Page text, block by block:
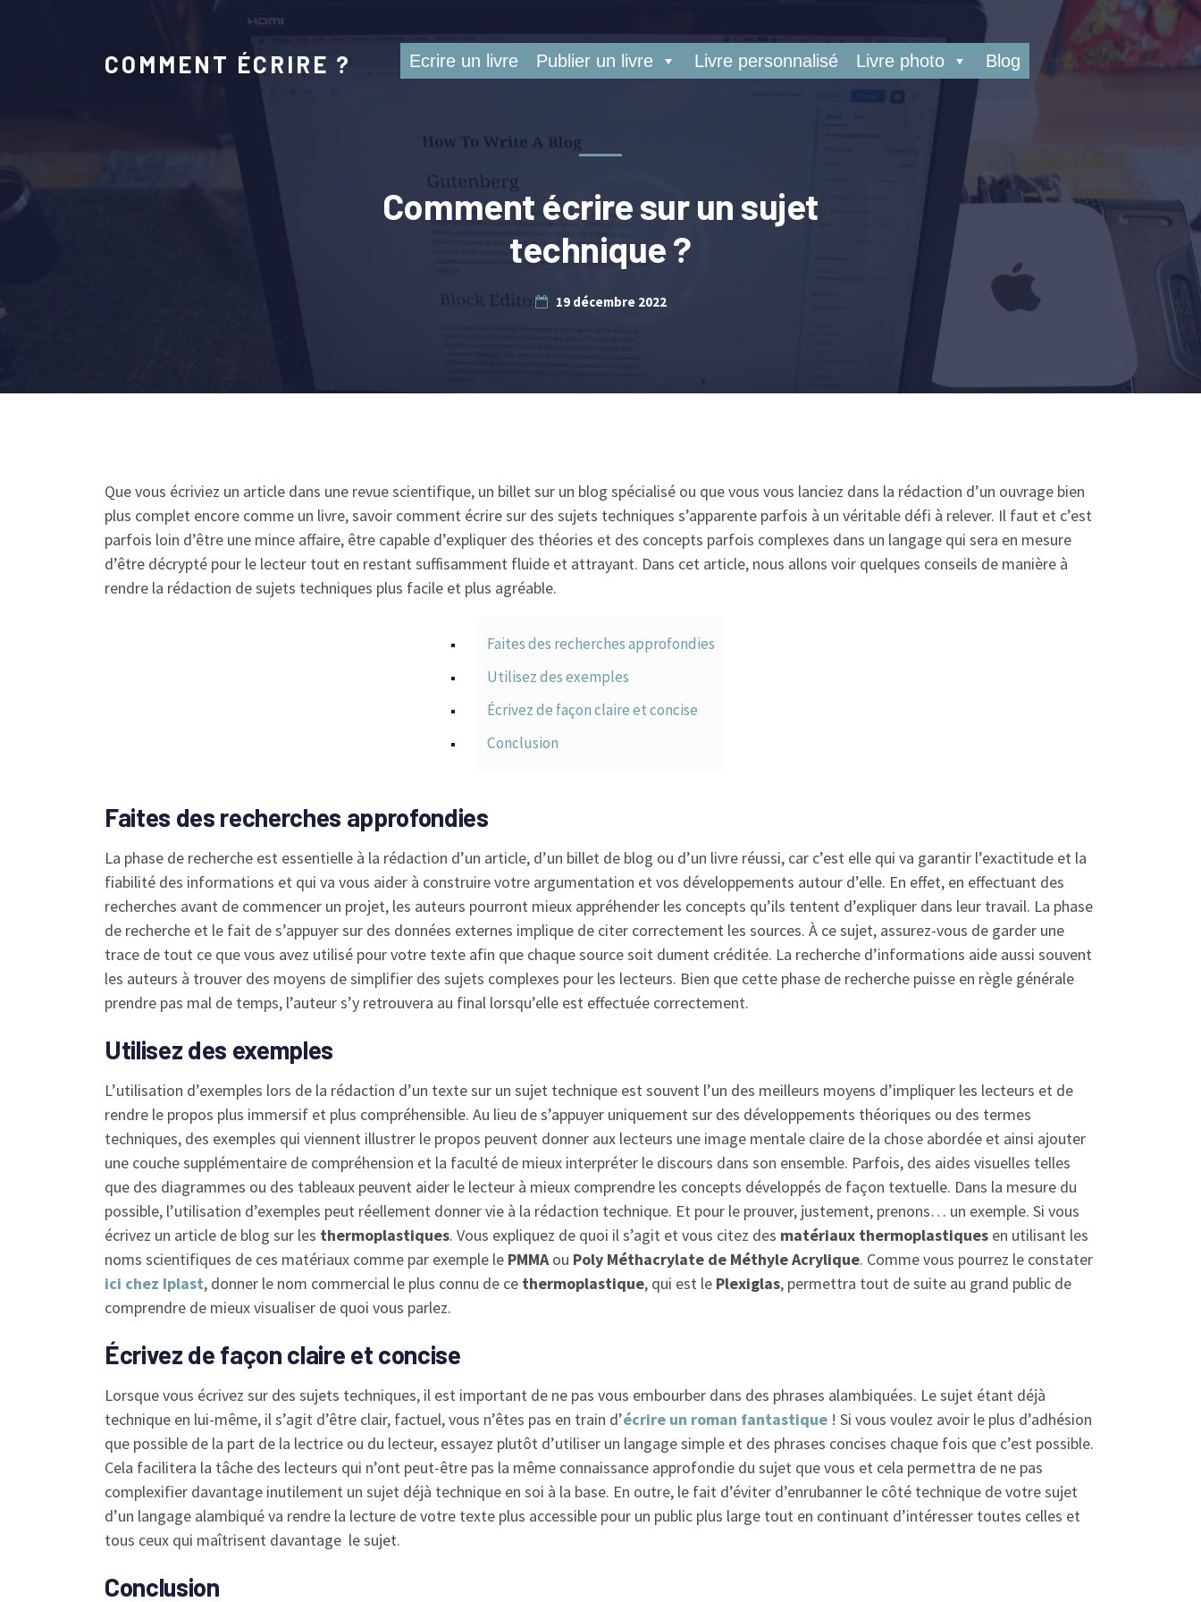
COMMENT ÉCRIRE ? Ecrire un livre Publier un livre Livre personnalisé Livre photo Blog
Comment écrire sur un sujet
technique ?
19 décembre 2022
Que vous écriviez un article dans une revue scientifique, un billet sur un blog spécialisé ou que vous vous lanciez dans la rédaction d’un ouvrage bien
plus complet encore comme un livre, savoir comment écrire sur des sujets techniques s’apparente parfois à un véritable défi à relever. Il faut et c’est
parfois loin d’être une mince affaire, être capable d’expliquer des théories et des concepts parfois complexes dans un langage qui sera en mesure
d’être décrypté pour le lecteur tout en restant suffisamment fluide et attrayant. Dans cet article, nous allons voir quelques conseils de manière à
rendre la rédaction de sujets techniques plus facile et plus agréable.
Faites des recherches approfondies
Utilisez des exemples
Écrivez de façon claire et concise
Conclusion
Faites des recherches approfondies
La phase de recherche est essentielle à la rédaction d’un article, d’un billet de blog ou d’un livre réussi, car c’est elle qui va garantir l’exactitude et la
fiabilité des informations et qui va vous aider à construire votre argumentation et vos développements autour d’elle. En effet, en effectuant des
recherches avant de commencer un projet, les auteurs pourront mieux appréhender les concepts qu’ils tentent d’expliquer dans leur travail. La phase
de recherche et le fait de s’appuyer sur des données externes implique de citer correctement les sources. À ce sujet, assurez-vous de garder une
trace de tout ce que vous avez utilisé pour votre texte afin que chaque source soit dument créditée. La recherche d’informations aide aussi souvent
les auteurs à trouver des moyens de simplifier des sujets complexes pour les lecteurs. Bien que cette phase de recherche puisse en règle générale
prendre pas mal de temps, l’auteur s’y retrouvera au final lorsqu’elle est effectuée correctement.
Utilisez des exemples
L’utilisation d’exemples lors de la rédaction d’un texte sur un sujet technique est souvent l’un des meilleurs moyens d’impliquer les lecteurs et de
rendre le propos plus immersif et plus compréhensible. Au lieu de s’appuyer uniquement sur des développements théoriques ou des termes
techniques, des exemples qui viennent illustrer le propos peuvent donner aux lecteurs une image mentale claire de la chose abordée et ainsi ajouter
une couche supplémentaire de compréhension et la faculté de mieux interpréter le discours dans son ensemble. Parfois, des aides visuelles telles
que des diagrammes ou des tableaux peuvent aider le lecteur à mieux comprendre les concepts développés de façon textuelle. Dans la mesure du
possible, l’utilisation d’exemples peut réellement donner vie à la rédaction technique. Et pour le prouver, justement, prenons… un exemple. Si vous
écrivez un article de blog sur les thermoplastiques. Vous expliquez de quoi il s’agit et vous citez des matériaux thermoplastiques en utilisant les
noms scientifiques de ces matériaux comme par exemple le PMMAou Poly Méthacrylate de Méthyle Acrylique. Comme vous pourrez le constater
ici chez Iplast, donner le nom commercial le plus connu de ce thermoplastique, qui est le Plexiglas, permettra tout de suite au grand public de
comprendre de mieux visualiser de quoi vous parlez.
Écrivez de façon claire et concise
Lorsque vous écrivez sur des sujets techniques, il est important de ne pas vous embourber dans des phrases alambiquées. Le sujet étant déjà
technique en lui-même, il s’agit d’être clair, factuel, vous n’êtes pas en train d’écrire un roman fantastique ! Si vous voulez avoir le plus d’adhésion
que possible de la part de la lectrice ou du lecteur, essayez plutôt d’utiliser un langage simple et des phrases concises chaque fois que c’est possible.
Cela facilitera la tâche des lecteurs qui n’ont peut-être pas la même connaissance approfondie du sujet que vous et cela permettra de ne pas
complexifier davantage inutilement un sujet déjà technique en soi à la base. En outre, le fait d’éviter d’enrubanner le côté technique de votre sujet
d’un langage alambiqué va rendre la lecture de votre texte plus accessible pour un public plus large tout en continuant d’intéresser toutes celles et
tous ceux qui maîtrisent davantage le sujet.
Conclusion